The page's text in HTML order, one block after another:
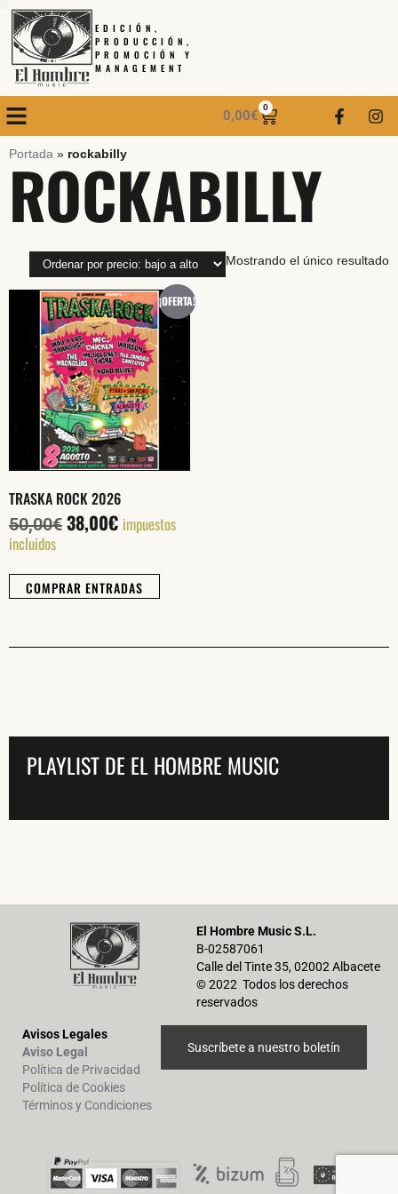
EDICIÓN,
PRODUCCIÓN,
PROMOCIÓN Y
MANAGEMENT
0,00€
0
Portada » rockabilly
ROCKABILLY
Mostrando el único resultado
¡OFERTA!
TRASKA ROCK 2026
50,00€ 38,00€ impuestos
incluidos
COMPRAR ENTRADAS
PLAYLIST DE EL HOMBRE MUSIC
El Hombre Music S.L.
B-02587061
Calle del Tinte 35, 02002 Albacete
© 2022 Todos los derechos
reservados
Avisos Legales
Aviso Legal
Política de Privacidad
Política de Cookies
Términos y Condiciones
Suscríbete a nuestro boletín
He leído y acepto la